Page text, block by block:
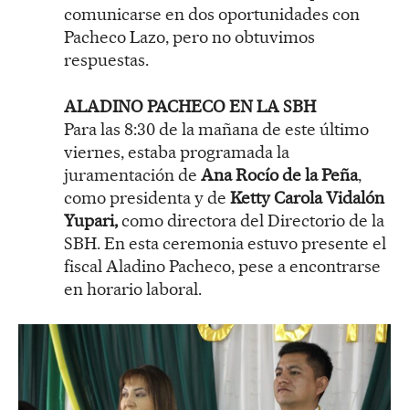
comunicarse en dos oportunidades con
Pacheco Lazo, pero no obtuvimos
respuestas.
ALADINO PACHECO EN LA SBH
Para las 8:30 de la mañana de este último
viernes, estaba programada la
juramentación de Ana Rocío de la Peña,
como presidenta y de Ketty Carola Vidalón
Yupari,como directora del Directorio de la
SBH. En esta ceremonia estuvo presente el
fiscal Aladino Pacheco, pese a encontrarse
en horario laboral.